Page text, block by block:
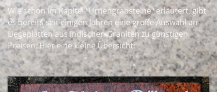
Wie schon im Kapitel "Urnengrabsteine" erläutert, gibt
es bereits seit einigen Jahren eine große Auswahl an
Liegeplatten aus indischen Graniten zu günstigen
Preisen. Hier eine kleine Übersicht: